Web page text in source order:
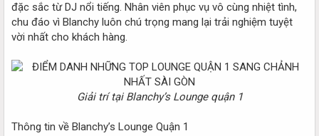
đặc sắc từ DJ nổi tiếng. Nhân viên phục vụ vô cùng nhiệt tình,
chu đáo vì Blanchy luôn chú trọng mang lại trải nghiệm tuyệt
vời nhất cho khách hàng.
Giải trí tại Blanchy’s Lounge quận 1
Thông tin về Blanchy’s Lounge Quận 1